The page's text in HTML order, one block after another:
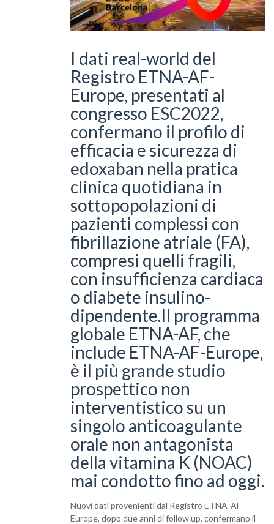
I dati real-world del
Registro ETNA-AF-
Europe, presentati al
congresso ESC2022,
confermano il profilo di
efficacia e sicurezza di
edoxaban nella pratica
clinica quotidiana in
sottopopolazioni di
pazienti complessi con
fibrillazione atriale (FA),
compresi quelli fragili,
con insufficienza cardiaca
o diabete insulino-
dipendente.Il programma
globale ETNA-AF, che
include ETNA-AF-Europe,
è il più grande studio
prospettico non
interventistico su un
singolo anticoagulante
orale non antagonista
della vitamina K (NOAC)
mai condotto fino ad oggi.
Nuovi dati provenienti dal Registro ETNA-AF-
Europe, dopo due anni di follow up, confermano il